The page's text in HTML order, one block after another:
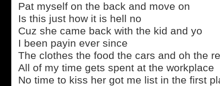
Pat myself on the back and move on
Is this just how it is hell no
Cuz she came back with the kid and yo
I been payin ever since
The clothes the food the cars and oh the
All of my time gets spent at the workplace
No time to kiss her got me list in the first